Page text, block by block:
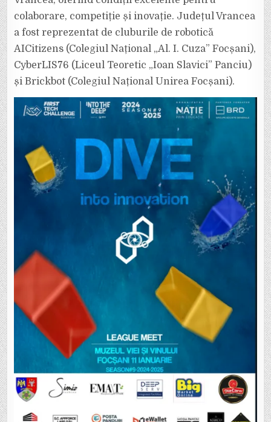
colaborare, competiție și inovație. Județul Vrancea
a fost reprezentat de cluburile de robotică
AICitizens (Colegiul Național „Al. I. Cuza” Focșani),
CyberLIS76 (Liceul Teoretic „Ioan Slavici” Panciu)
și Brickbot (Colegiul Național Unirea Focșani).